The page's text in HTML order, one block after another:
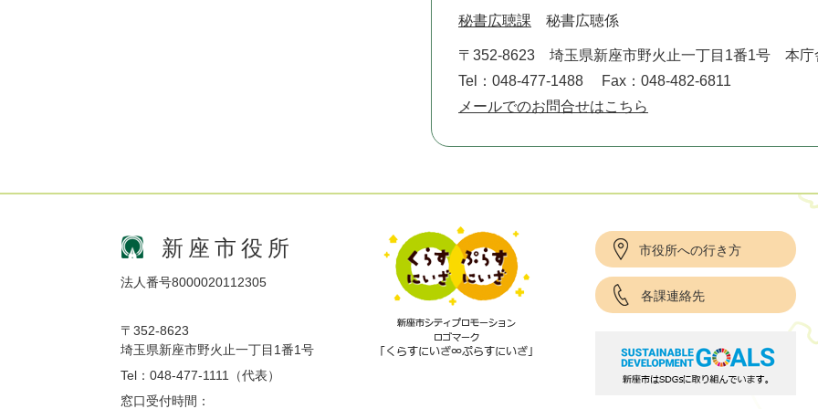
秘書広聴課 秘書広聴係
〒352-8623
埼玉県新座市野火止一丁目1番1号 本庁
Tel：048-477-1488
Fax：048-482-6811
メールでのお問合せはこちら
新座市役所
法人番号8000020112305
〒352-8623
埼玉県新座市野火止一丁目1番1号
Tel：048-477-1111（代表）
窓口受付時間：
市役所への行き方
各課連絡先